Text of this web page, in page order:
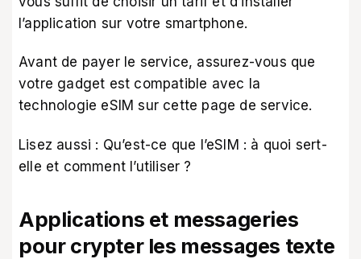
l’application sur votre smartphone.
Avant de payer le service, assurez-vous que
votre gadget est compatible avec la
technologie eSIM sur cette page de service.
Lisez aussi : Qu’est-ce que l’eSIM : à quoi sert-
elle et comment l’utiliser ?
Applications et messageries
pour crypter les messages texte